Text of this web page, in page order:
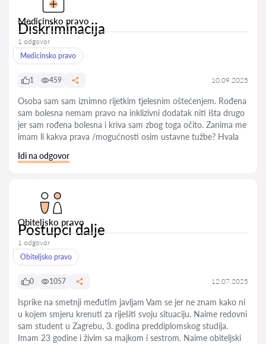
Medicinsko pravo
Diskriminacija
1 odgovor
Medicinsko pravo
1 459 10.09.2025
Osoba sam sam iznimno rijetkim tjelesnim oštećenjem. Rođena
sam bolesna nemam pravo na inklizivni dodatak niti išta drugo
jer sam rođena bolesna i kriva sam zbog toga očito. Zanima me
imam li kakva prava /mogućnosti osim ustavne tužbe? Hvala
Idi na odgovor
Obiteljsko pravo
Postupci dalje
1 odgovor
Obiteljsko pravo
0 1057 12.07.2025
Isprike na smetnji međutim javljam Vam se jer ne znam kako ni
u kojem smjeru krenuti za riješiti svoju situaciju. Naime redovni
sam student u Zagrebu, 3. godina preddiplomskog studija.
Imam 23 godine i živim sa majkom i sestrom. Naime obiteljski